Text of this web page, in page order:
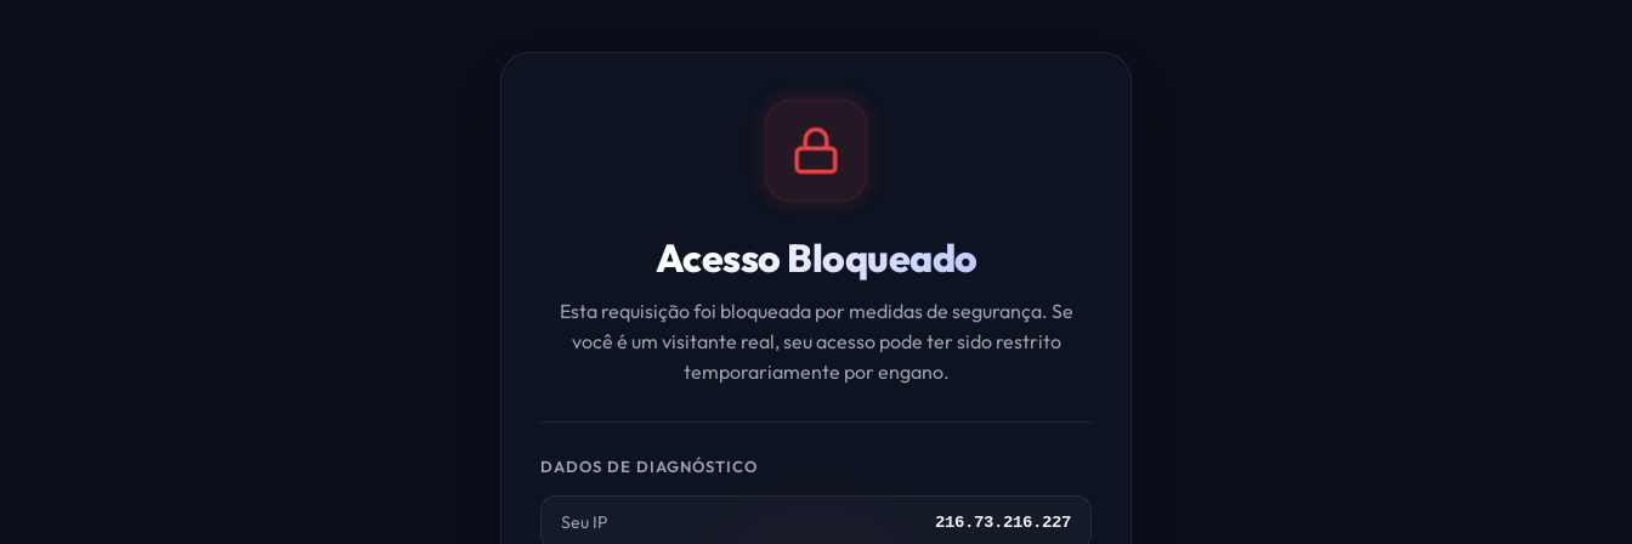
Acesso Bloqueado
Esta requisição foi bloqueada por medidas de segurança. Se
você é um visitante real, seu acesso pode ter sido restrito
temporariamente por engano.
DADOS DE DIAGNÓSTICO
Seu IP 216.73.216.227